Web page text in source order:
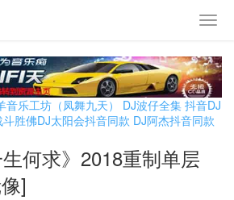
音乐工坊（凤舞九天） DJ波仔全集 抖音DJ
胜佛DJ太阳会抖音同款 DJ阿杰抖音同款
何求》2018重制单层
]